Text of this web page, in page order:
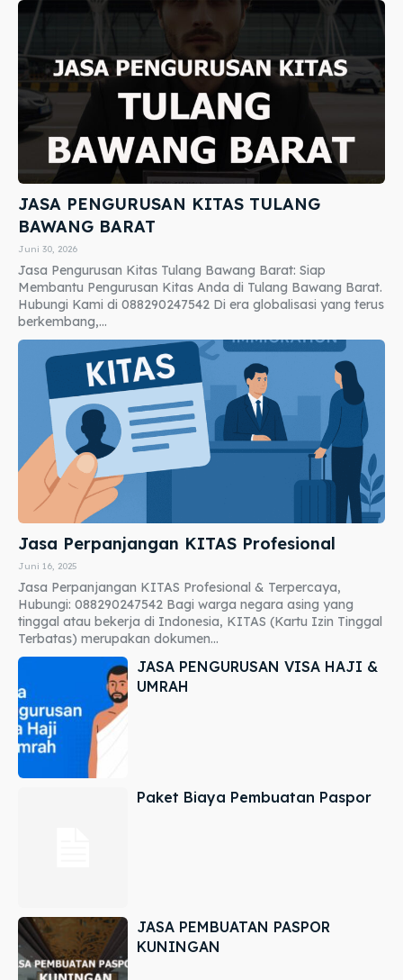
JASA PENGURUSAN KITAS TULANG
BAWANG BARAT
Juni 30, 2026
Jasa Pengurusan Kitas Tulang Bawang Barat: Siap
Membantu Pengurusan Kitas Anda di Tulang Bawang Barat.
Hubungi Kami di 088290247542 Di era globalisasi yang terus
berkembang,...
Jasa Perpanjangan KITAS Profesional
Juni 16, 2025
Jasa Perpanjangan KITAS Profesional & Terpercaya,
Hubungi: 088290247542 Bagi warga negara asing yang
tinggal atau bekerja di Indonesia, KITAS (Kartu Izin Tinggal
Terbatas) merupakan dokumen...
JASA PENGURUSAN VISA HAJI &
UMRAH
Paket Biaya Pembuatan Paspor
JASA PEMBUATAN PASPOR
KUNINGAN